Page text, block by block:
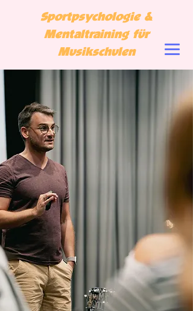
Sportpsychologie &
Mentaltraining für
Musikschulen